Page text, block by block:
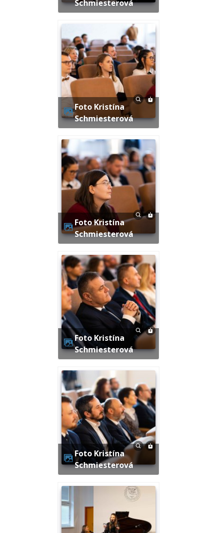
Schmiesterová
Foto Kristína
Schmiesterová
Foto Kristína
Schmiesterová
Foto Kristína
Schmiesterová
Foto Kristína
Schmiesterová